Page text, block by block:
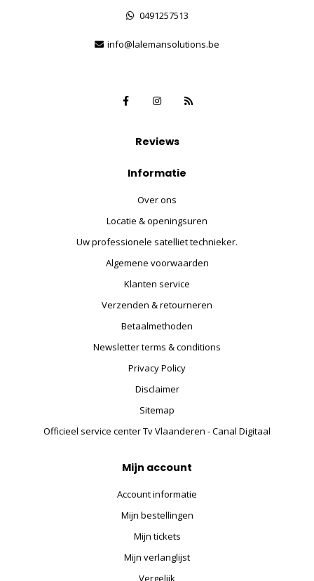
0491257513
info@lalemansolutions.be
Reviews
Informatie
Over ons
Locatie & openingsuren
Uw professionele satelliet technieker.
Algemene voorwaarden
Klanten service
Verzenden & retourneren
Betaalmethoden
Newsletter terms & conditions
Privacy Policy
Disclaimer
Sitemap
Officieel service center Tv Vlaanderen - Canal Digitaal
Mijn account
Account informatie
Mijn bestellingen
Mijn tickets
Mijn verlanglijst
Vergelijk